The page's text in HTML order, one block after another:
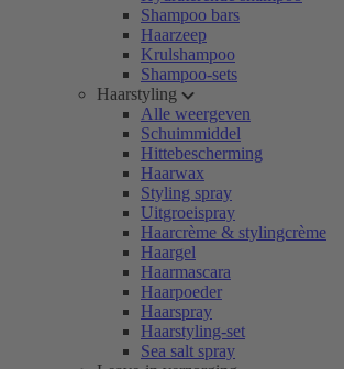
Shampoo bars
Haarzeep
Krulshampoo
Shampoo-sets
Haarstyling
Alle weergeven
Schuimmiddel
Hittebescherming
Haarwax
Styling spray
Uitgroeispray
Haarcrème & stylingcrème
Haargel
Haarmascara
Haarpoeder
Haarspray
Haarstyling-set
Sea salt spray